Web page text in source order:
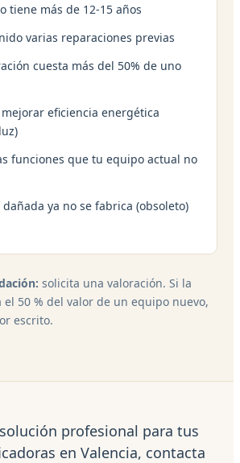
tiene más de 12-15 años
varias reparaciones previas
cuesta más del 50% de uno
eficiencia energética
funciones que tu equipo actual no
dañada ya no se fabrica (obsoleto)
solicita una valoración. Si la
50 % del valor de un equipo nuevo,
escrito.
profesional para tus
en Valencia, contacta